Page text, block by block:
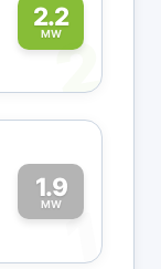
2.2
MW2
1.9
MW1